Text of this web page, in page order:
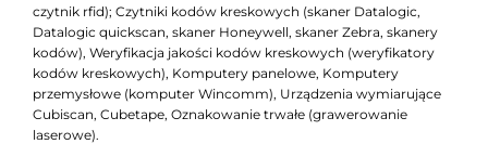
czytnik rfid); Czytniki kodów kreskowych (skaner Datalogic,
Datalogic quickscan, skaner Honeywell, skaner Zebra, skanery
kodów), Weryfikacja jakości kodów kreskowych (weryfikatory
kodów kreskowych), Komputery panelowe, Komputery
przemysłowe (komputer Wincomm), Urządzenia wymiarujące
Cubiscan, Cubetape, Oznakowanie trwałe (grawerowanie
laserowe).